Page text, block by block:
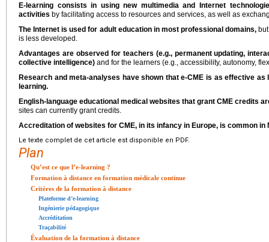
E-learning consists in using new multimedia and Internet
activities by facilitating access to resources and services, as well as
The Internet is used for adult education in most professional domains,
is less developed.
Advantages are observed for teachers (e.g., permanent updating,
collective intelligence) and for the learners (e.g., accessibility, autonomy,
Research and meta-analyses have shown that e-CME is as effective
learning.
English-language educational medical websites that grant CME credits
sites can currently grant credits.
Accreditation of websites for CME, in its infancy in Europe, is common in
Le texte complet de cet article est disponible en PDF.
Plan
Qu’est ce que l’e-learning ?
Formation à distance en formation médicale continue
Critères de la formation à distance
Plateforme d’e-learning
Ingénierie pédagogique
Accréditation
Traçabilité
Évaluation de la formation à distance